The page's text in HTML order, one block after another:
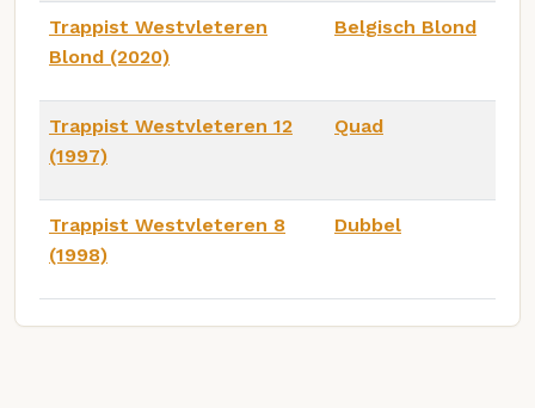
Trappist Westvleteren
Blond (2020)
Belgisch Blond
Trappist Westvleteren 12
(1997)
Quad
Trappist Westvleteren 8
(1998)
Dubbel